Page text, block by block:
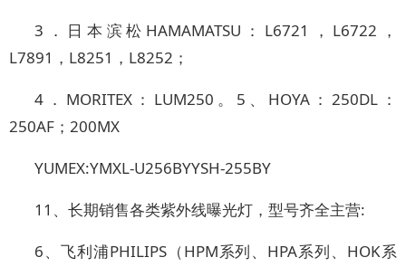
3．日本滨松HAMAMATSU：L6721，L6722，
L7891，L8251，L8252；
4．MORITEX：LUM250。5、HOYA：250DL：
250AF；200MX
YUMEX:YMXL-U256BYYSH-255BY
11、长期销售各类紫外线曝光灯，型号齐全主营:
6、飞利浦PHILIPS（HPM系列、HPA系列、HOK系